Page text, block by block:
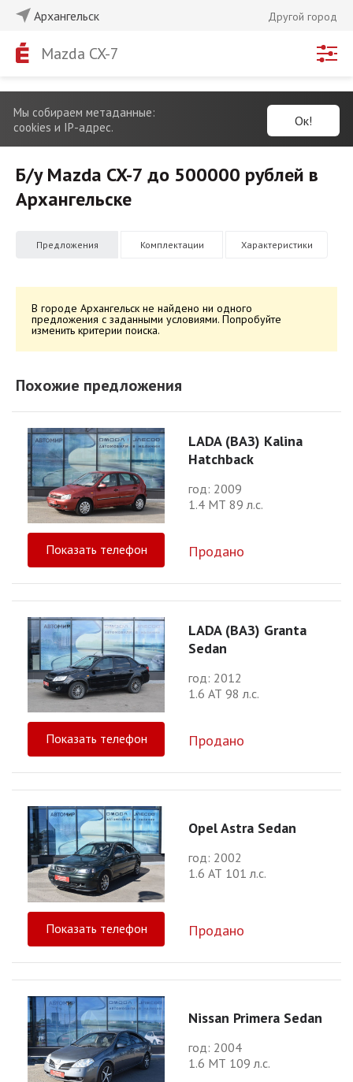
Архангельск Другой город
Mazda CX-7
Мы собираем метаданные:
cookies и IP-адрес.
Ок!
Б/у Mazda CX-7 до 500000 рублей в
Архангельске
Предложения Комплектации Характеристики
В городе Архангельск не найдено ни одного
предложения с заданными условиями. Попробуйте
изменить критерии поиска.
Похожие предложения
LADA (ВАЗ) Kalina
Hatchback
год: 2009
1.4 МТ 89 л.с.
Показать телефон Продано
LADA (ВАЗ) Granta
Sedan
год: 2012
1.6 АТ 98 л.с.
Показать телефон Продано
Opel Astra Sedan
год: 2002
1.6 АТ 101 л.с.
Показать телефон Продано
Nissan Primera Sedan
год: 2004
1.6 МТ 109 л.с.